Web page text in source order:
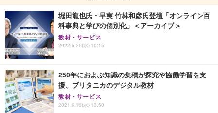
堀田龍也氏・早実 竹林和彦氏登壇「オンライン百
科事典と学びの個別化」＜アーカイブ＞
教材・サービス
2022.5.25(水) 10:15
250年におよぶ知識の集積が探究や協働学習を支
援、ブリタニカのデジタル教材
教材・サービス
2021.6.16(水) 13:50